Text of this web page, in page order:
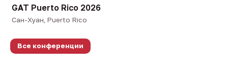
GAT Puerto Rico 2026
Сан-Хуан, Puerto Rico
Все конференции